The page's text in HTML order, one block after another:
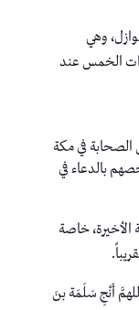
وهي
الخمس عند
الصحابة في مكة
بالدعاء في
الأخيرة، خاصة
أَنْجِ سَلَمَة بنَ